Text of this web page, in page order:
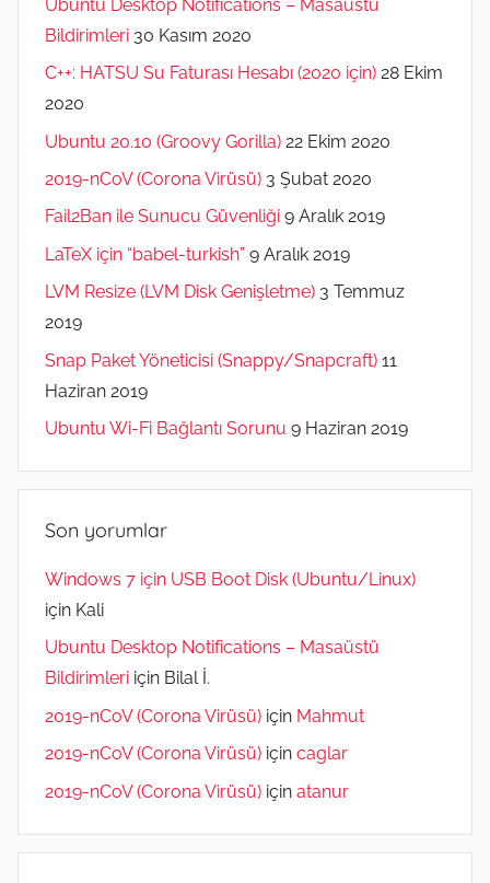
Ubuntu Desktop Notifications – Masaüstü
Bildirimleri 30 Kasım 2020
C++: HATSU Su Faturası Hesabı (2020 için) 28 Ekim
2020
Ubuntu 20.10 (Groovy Gorilla) 22 Ekim 2020
2019-nCoV (Corona Virüsü) 3 Şubat 2020
Fail2Ban ile Sunucu Güvenliği 9 Aralık 2019
LaTeX için “babel-turkish” 9 Aralık 2019
LVM Resize (LVM Disk Genişletme) 3 Temmuz
2019
Snap Paket Yöneticisi (Snappy/Snapcraft) 11
Haziran 2019
Ubuntu Wi-Fi Bağlantı Sorunu 9 Haziran 2019
Son yorumlar
Windows 7 için USB Boot Disk (Ubuntu/Linux)
için Kali
Ubuntu Desktop Notifications – Masaüstü
Bildirimleri için Bilal İ.
2019-nCoV (Corona Virüsü) için Mahmut
2019-nCoV (Corona Virüsü) için caglar
2019-nCoV (Corona Virüsü) için atanur